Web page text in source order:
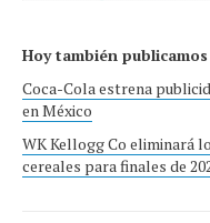
Hoy también
Coca-Cola estrena
en México
WK Kellogg Co eliminará
cereales para finales de